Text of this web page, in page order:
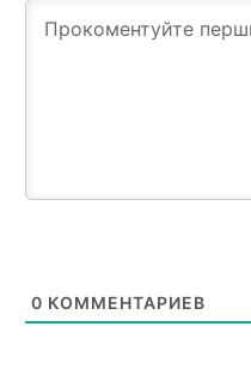
0 КОММЕНТАРИЕВ